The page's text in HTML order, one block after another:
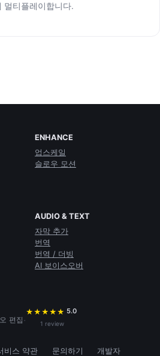
멀티플레이합니다.
ENHANCE
업스케일
슬로우 모션
AUDIO & TEXT
자막 추가
번역
번역 / 더빙
AI 보이스오버
편집 ·
★ ★ ★ ★ ★ 5.0
1 review
비스 약관 문의하기 개발자